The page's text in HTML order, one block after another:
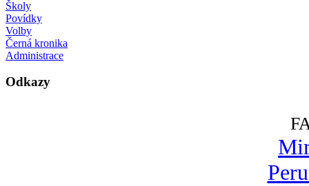
Školy
Povídky
Volby
Černá kronika
Administrace
Odkazy